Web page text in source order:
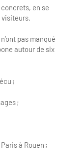
en se
pas manqué
autour de six
;
;
à Rouen ;